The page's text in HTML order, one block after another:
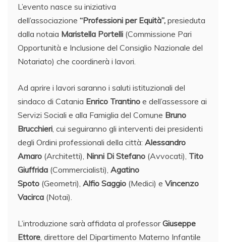
L’evento nasce su iniziativa
dell’associazione “Professioni per Equità”, presieduta
dalla notaia Maristella Portelli (Commissione Pari
Opportunità e Inclusione del Consiglio Nazionale del
Notariato) che coordinerà i lavori.
Ad aprire i lavori saranno i saluti istituzionali del
sindaco di Catania Enrico Trantino e dell’assessore ai
Servizi Sociali e alla Famiglia del Comune Bruno
Brucchieri, cui seguiranno gli interventi dei presidenti
degli Ordini professionali della città: Alessandro
Amaro (Architetti), Ninni Di Stefano (Avvocati), Tito
Giuffrida (Commercialisti), Agatino
Spoto (Geometri), Alfio Saggio (Medici) e Vincenzo
Vacirca (Notai).
L’introduzione sarà affidata al professorGiuseppe
Ettore, direttore del Dipartimento Materno Infantile